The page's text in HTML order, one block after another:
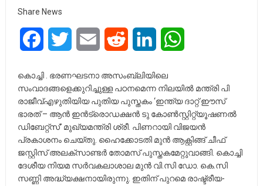
Share News
FacebookTwitter Email Reddit LinkedIn
കൊച്ചി . ഭരണഘടനാ അസംബ്ലിയിലെ
സംവാദങ്ങളെക്കുറിച്ചുള്ള പഠനമെന്ന നിലയിൽ മന്ത്രി പി
രാജീവ്എഴുതിയിയ പുതിയ പുസ്തകം ‘ഇന്ത്യ ദാറ്റ് ഈസ്
ഭാരത് – ആൻ ഇൻട്രൊഡക്ഷൻ ടു കോൺസ്റ്റിറ്റ്യൂഷണൽ
ഡിബേറ്റ്സ്’ മുഖ്യമന്ത്രി ശ്രീ. പിണറായി വിജയൻ
പ്രകാശനം ചെയ്തു. ഹൈക്കോടതി മുൻ ആക്റ്റിങ്ങ് ചീഫ്
ജസ്റ്റിസ് അലക്സാണ്ടർ തോമസ് പുസ്തകമേറ്റുവാങ്ങി. കൊച്ചി
ദേശീയ നിയമ സർവകലാശാല മുൻ വി.സി ഡോ. കെ.സി
സണ്ണി അദ്ധ്യക്ഷനായിരുന്നു. ഇതിന് പുറമെ രാഷ്ട്രീയ-